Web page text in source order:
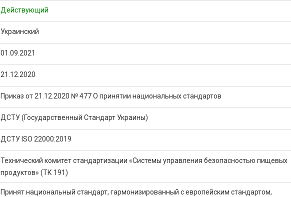
Действующий
Украинский
01.09.2021
21.12.2020
Приказ от 21.12.2020 № 477 О принятии национальных стандартов
ДСТУ (Государственный Стандарт Украины)
ДСТУ ISO 22000:2019
Технический комитет стандартизации «Системы управления безопасностью пищевых
продуктов» (ТК 191)
Принят национальный стандарт, гармонизированный с европейским стандартом,